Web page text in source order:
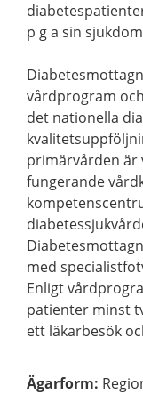
p g a sin
vårdprogram
det nationella
primärvården är
fungerande
med
Enligt
patienter minst
ett läkarbesök
Ägarform: